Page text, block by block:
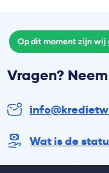
Op dit moment zijn wij
Vragen?
Wat is de